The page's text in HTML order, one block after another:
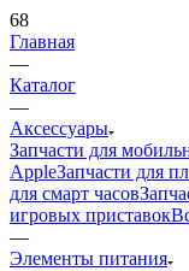
—
Каталог
—
Аксессуары
Запчасти для
AppleЗапчасти для
для смарт часов
игровых приставок
—
Элементы питания
Apple
стеклаДержатель